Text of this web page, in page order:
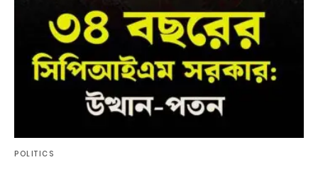
POLITICS